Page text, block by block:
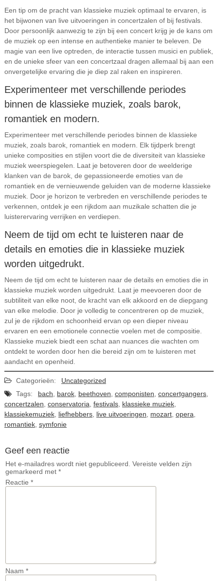
Een tip om de pracht van klassieke muziek optimaal te ervaren, is
het bijwonen van live uitvoeringen in concertzalen of bij festivals.
Door persoonlijk aanwezig te zijn bij een concert krijg je de kans om
de muziek op een intense en authentieke manier te beleven. De
magie van een live optreden, de interactie tussen musici en publiek,
en de unieke sfeer van een concertzaal dragen allemaal bij aan een
onvergetelijke ervaring die je diep zal raken en inspireren.
Experimenteer met verschillende periodes
binnen de klassieke muziek, zoals barok,
romantiek en modern.
Experimenteer met verschillende periodes binnen de klassieke
muziek, zoals barok, romantiek en modern. Elk tijdperk brengt
unieke composities en stijlen voort die de diversiteit van klassieke
muziek weerspiegelen. Laat je betoveren door de weelderige
klanken van de barok, de gepassioneerde emoties van de
romantiek en de vernieuwende geluiden van de moderne klassieke
muziek. Door je horizon te verbreden en verschillende periodes te
verkennen, ontdek je een rijkdom aan muzikale schatten die je
luisterervaring verrijken en verdiepen.
Neem de tijd om echt te luisteren naar de
details en emoties die in klassieke muziek
worden uitgedrukt.
Neem de tijd om echt te luisteren naar de details en emoties die in
klassieke muziek worden uitgedrukt. Laat je meevoeren door de
subtiliteit van elke noot, de kracht van elk akkoord en de diepgang
van elke melodie. Door je volledig te concentreren op de muziek,
zul je de rijkdom en schoonheid ervan op een dieper niveau
ervaren en een emotionele connectie voelen met de compositie.
Klassieke muziek biedt een schat aan nuances die wachten om
ontdekt te worden door hen die bereid zijn om te luisteren met
aandacht en openheid.
Categorieën:
Uncategorized
Tags:
bach barok, beethoven componisten concertgangers,
concertzalen conservatoria festivals, klassieke muziek,
klassiekemuziek, liefhebbers, live uitvoeringen mozart, opera
romantiek, symfonie
Geef een reactie
Het e-mailadres wordt niet gepubliceerd. Vereiste velden zijn
gemarkeerd met *
Reactie *
Naam *